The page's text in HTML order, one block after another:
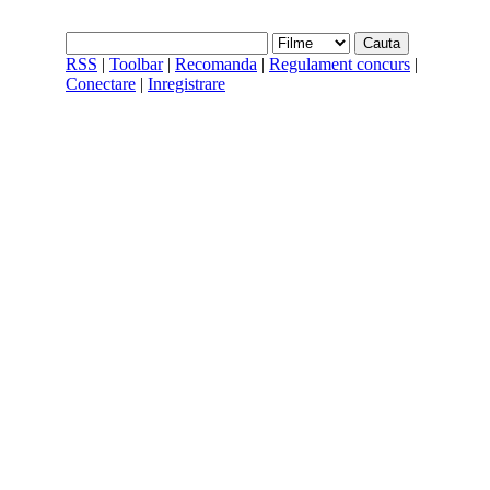
RSS | Toolbar| Recomanda | Regulament concurs |
Conectare | Inregistrare